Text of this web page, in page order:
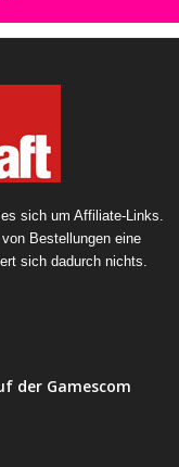
sich um Affiliate-Links.
Bestellungen eine
sich dadurch nichts.
der Gamescom